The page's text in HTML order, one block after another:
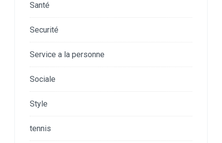
Santé
Securité
Service a la personne
Sociale
Style
tennis